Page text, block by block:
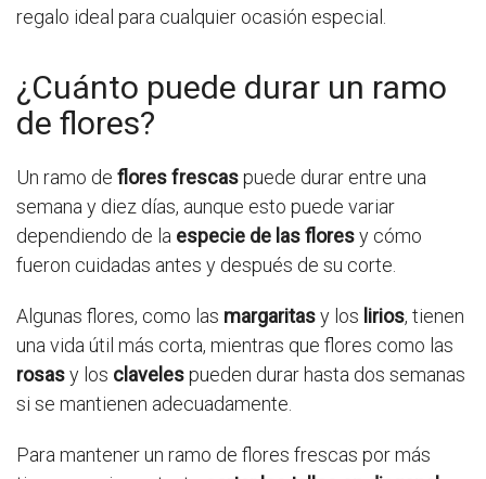
regalo ideal para cualquier ocasión especial.
¿Cuánto puede durar un ramo
de flores?
Un ramo de flores frescaspuede durar entre una
semana y diez días, aunque esto puede variar
dependiendo de la especie de las floresy cómo
fueron cuidadas antes y después de su corte.
Algunas flores, como las margaritasy los lirios, tienen
una vida útil más corta, mientras que flores como las
rosasy los clavelespueden durar hasta dos semanas
si se mantienen adecuadamente.
Para mantener un ramo de flores frescas por más